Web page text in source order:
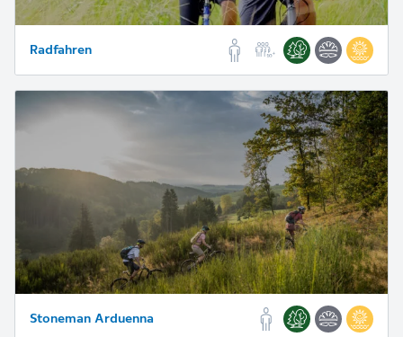
Radfahren
Stoneman Arduenna